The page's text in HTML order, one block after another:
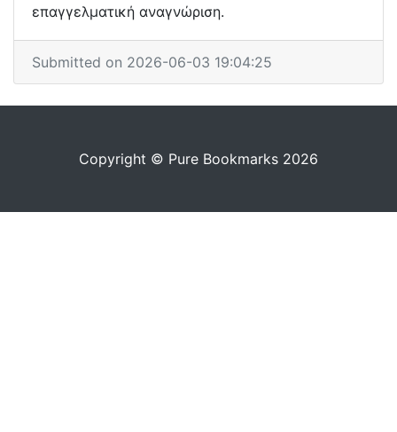
επαγγελματική αναγνώριση.
Submitted on 2026-06-03 19:04:25
Copyright © Pure Bookmarks 2026